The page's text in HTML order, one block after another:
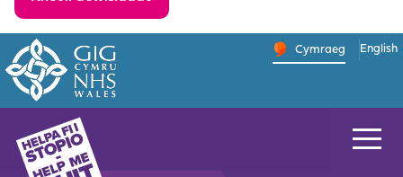
Newid iaith y wefan
Cymraeg English
–